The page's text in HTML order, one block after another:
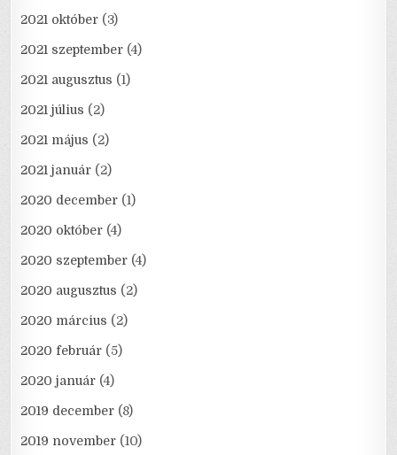
2021 október (3)
2021 szeptember (4)
2021 augusztus (1)
2021 július (2)
2021 május (2)
2021 január (2)
2020 december (1)
2020 október (4)
2020 szeptember (4)
2020 augusztus (2)
2020 március (2)
2020 február (5)
2020 január (4)
2019 december (8)
2019 november (10)